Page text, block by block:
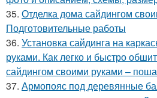
35. Отделка дома сайдингом
Подготовительные работы
36. Установка сайдинга на
руками. Как легко и быстро
сайдингом своими руками –
37. Армопояс под деревянные